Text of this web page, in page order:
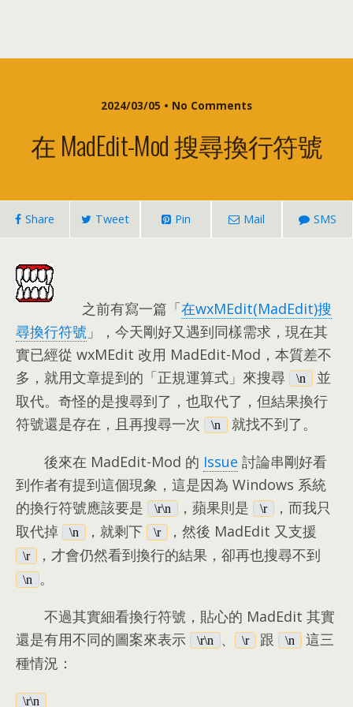
2024/03/05 • No Comments
在 MadEdit-Mod 搜尋換行符號
Share Tweet Pin Mail SMS
之前有寫一篇「在wxMEdit(MadEdit)搜
尋換行符號 」 ， 今天剛好又遇到同樣需求 ， 現在其
實已經從 wxMEdit 改用 MadEdit-Mod ， 本質差不
多 ， 就用文章提到的「正規運算式」來搜尋 \n
並
取代。 奇怪的是搜尋到了 ， 也取代了 ， 但結果換行
符號還是存在 ， 且再搜尋一次 \n 就找不到了。
後來在 MadEdit-Mod 的 Issue 討論串剛好看
到作者有提到這個現象 ， 這是因為 Windows 系統
的換行符號應該要是
\r\n ， 蘋果則是 \r ， 而我只
取代掉
\n ， 就剩下 \r ， 然後 MadEdit 又支援
\r ， 才會仍然看到換行的結果 ， 卻再也搜尋不到
\n
。
不過其實細看換行符號 ， 貼心的 MadEdit 其實
還是有用不同的圖案來表示
\r\n 、 \r 跟 \n
這三
種情況 ：
\r\n